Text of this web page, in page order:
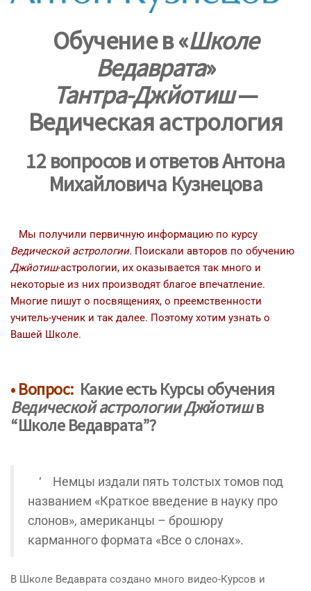
Обучениев «Школе
Ведаврата»
Тантра-Джйотиш—
Ведическая астрология
12 вопросов и ответов Антона
Михайловича Кузнецова
Мы получили первичную информацию по курсу
Ведической астрологии. Поискали авторов по обучению
Джйотиш-астрологии, их оказывается так много и
некоторые из них производят благое впечатление.
Многие пишут о посвящениях, о преемственности
учитель-ученик и так далее. Поэтому хотим узнать о
Вашей Школе.
• Вопрос: Какие есть Курсы обучения
Ведической астрологии Джйотишв
“Школе Ведаврата”?
‘ Немцы издали пять толстых томов под
названием «Краткое введение в науку про
слонов», американцы – брошюру
карманного формата «Все о слонах».
В Школе Ведаврата создано много видео-Курсов и